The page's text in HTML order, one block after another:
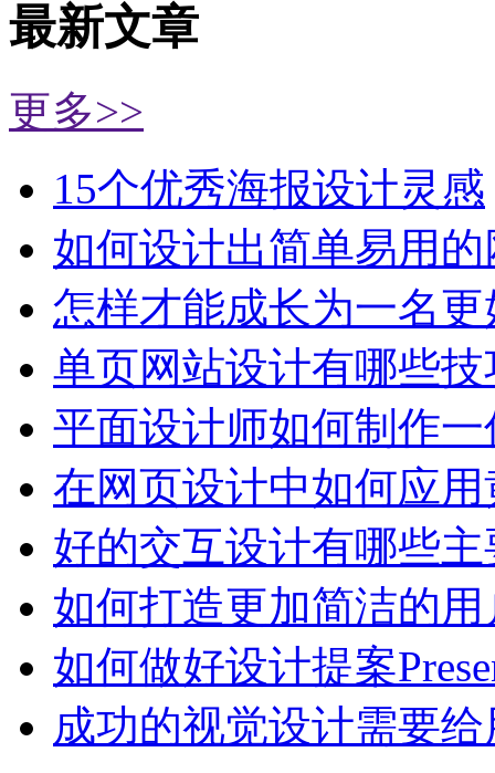
最新文章
更多>>
15个优秀海报设计灵感
如何设计出简单易用的
怎样才能成长为一名更
单页网站设计有哪些技
平面设计师如何制作一
在网页设计中如何应用
好的交互设计有哪些主
如何打造更加简洁的用
如何做好设计提案
成功的视觉设计需要给